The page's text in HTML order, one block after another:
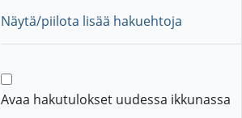
Näytä/piilota lisää hakuehtoja
Avaa hakutulokset uudessa ikkunassa